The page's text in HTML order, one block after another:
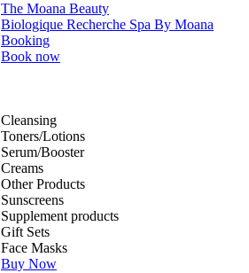
The Moana Beauty
Biologique Recherche Spa By Moana
Booking
Book now
Cleansing
Toners/Lotions
Serum/Booster
Creams
Other Products
Sunscreens
Supplement products
Gift Sets
Face Masks
Buy Now